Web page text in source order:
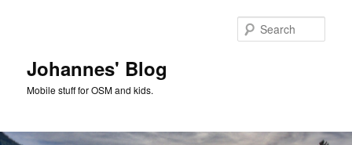
Johannes' Blog
Mobile stuff for OSM and kids.